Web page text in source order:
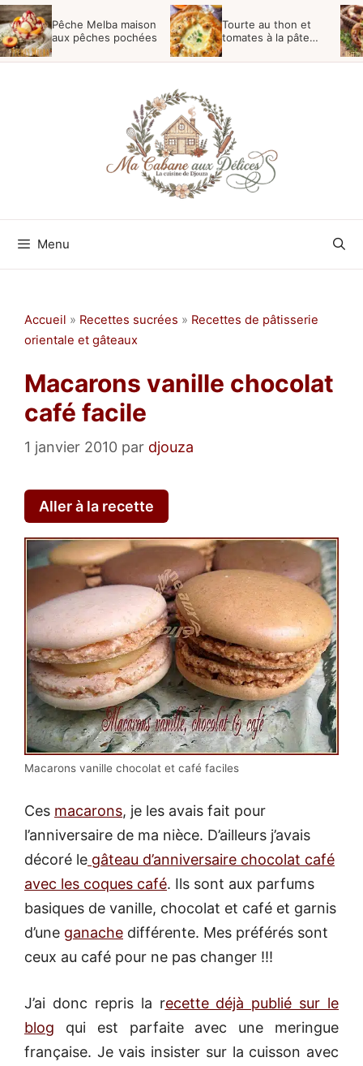
Aller
au
contenu
Pêche Melba maison
aux pêches pochées
Tourte au thon et
tomates à la pâte
Menu
Accueil » Recettes sucrées » Recettes de pâtisserie
orientale et gâteaux
Macarons vanille chocolat
café facile
1 janvier 2010 par djouza
Aller à la recette
Macarons vanille chocolat et café faciles
Ces macarons, je les avais fait pour
l’anniversaire de ma nièce. D’ailleurs j’avais
décoré le gâteau d’anniversaire chocolat café
avec les coques café. Ils sont aux parfums
basiques de vanille, chocolat et café et garnis
d’une ganache différente. Mes préférés sont
ceux au café pour ne pas changer !!!
J’ai donc repris la recette déjà publié sur le
blog qui est parfaite avec une meringue
française. Je vais insister sur la cuisson avec